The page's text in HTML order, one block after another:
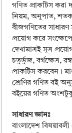
গণিত প্রাকটিস
নিয়ম, অনুপাত,
বীজগণিতের সাধারণ
প্রয়োগ করে
দেখামাত্রই সূত্র
চতুর্ভুজ, বর্গক্ষেত্র,
প্রাকটিস করবেন।
শ্রেণির গণিত বই
বইয়ের গণিত
সাধারণ জ্ঞানঃ
বাংলাদেশ